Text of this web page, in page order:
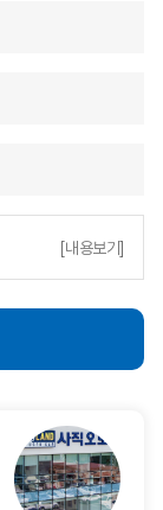
[내용보기]